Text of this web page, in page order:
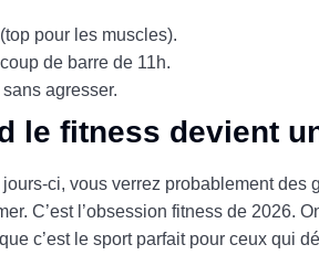
pour les muscles).
de barre de 11h.
agresser.
le fitness devient
ci, vous verrez probablement des
C’est l’obsession fitness de 2026.
c’est le sport parfait pour ceux qui